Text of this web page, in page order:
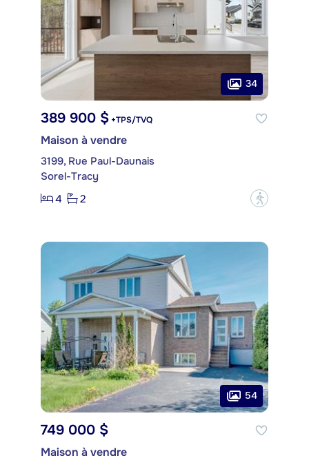
34
389 900 $ +TPS/TVQ
Maison à vendre
3199, Rue Paul-Daunais
Sorel-Tracy
4
2 ?
54
749 000 $
Maison à vendre